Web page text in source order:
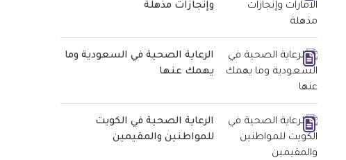
وإنجازات مذهلة
الرعاية الصحية في السعودية وما
يهمك عنها
الرعاية الصحية في الكويت
للمواطنين والمقيمين